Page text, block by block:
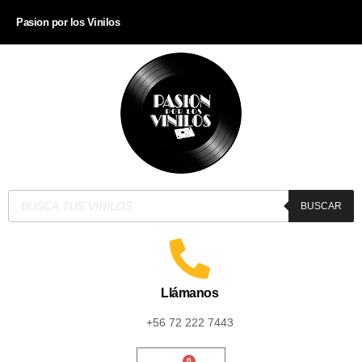
Pasion por los Vinilos
BUSCAR
Llámanos
+56 72 222 7443